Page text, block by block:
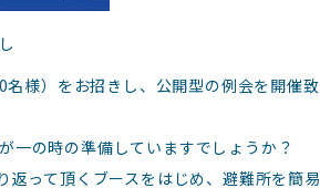
様）をお招きし、公開型の例会を開催致
一の時の準備していますでしょうか？
って頂くブースをはじめ、避難所を簡易